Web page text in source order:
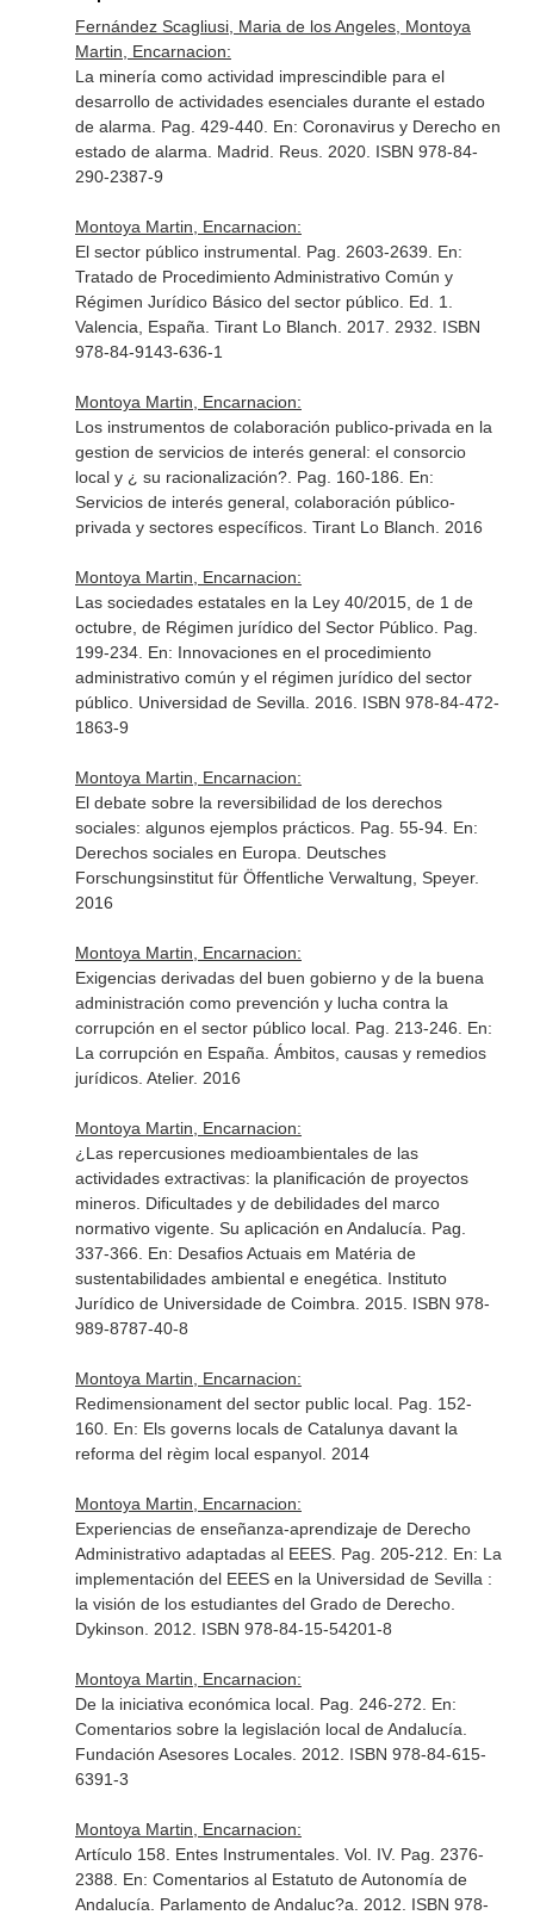
Fernández Scagliusi, Maria de los Angeles, Montoya
Martin, Encarnacion:
La minería como actividad imprescindible para el
desarrollo de actividades esenciales durante el estado
de alarma. Pag. 429-440. En: Coronavirus y Derecho en
estado de alarma . Madrid. Reus. 2020. ISBN 978-84-
290-2387-9
Montoya Martin, Encarnacion:
El sector público instrumental. Pag. 2603-2639. En:
Tratado de Procedimiento Administrativo Común y
Régimen Jurídico Básico del sector público. Ed. 1.
Valencia, España. Tirant Lo Blanch. 2017. 2932. ISBN
978-84-9143-636-1
Montoya Martin, Encarnacion:
Los instrumentos de colaboración publico-privada en la
gestion de servicios de interés general: el consorcio
local y ¿ su racionalización?. Pag. 160-186. En:
Servicios de interés general, colaboración público-
privada y sectores específicos. Tirant Lo Blanch. 2016
Montoya Martin, Encarnacion:
Las sociedades estatales en la Ley 40/2015, de 1 de
octubre, de Régimen jurídico del Sector Público. Pag.
199-234. En: Innovaciones en el procedimiento
administrativo común y el régimen jurídico del sector
público. Universidad de Sevilla. 2016. ISBN 978-84-472-
1863-9
Montoya Martin, Encarnacion:
El debate sobre la reversibilidad de los derechos
sociales: algunos ejemplos prácticos. Pag. 55-94. En:
Derechos sociales en Europa . Deutsches
Forschungsinstitut für Öffentliche Verwaltung, Speyer.
2016
Montoya Martin, Encarnacion:
Exigencias derivadas del buen gobierno y de la buena
administración como prevención y lucha contra la
corrupción en el sector público local. Pag. 213-246. En:
La corrupción en España. Ámbitos, causas y remedios
jurídicos. Atelier. 2016
Montoya Martin, Encarnacion:
¿Las repercusiones medioambientales de las
actividades extractivas: la planificación de proyectos
mineros. Dificultades y de debilidades del marco
normativo vigente. Su aplicación en Andalucía. Pag.
337-366. En: Desafios Actuais em Matéria de
sustentabilidades ambiental e enegética . Instituto
Jurídico de Universidade de Coimbra. 2015. ISBN 978-
989-8787-40-8
Montoya Martin, Encarnacion:
Redimensionament del sector public local. Pag. 152-
160. En: Els governs locals de Catalunya davant la
reforma del règim local espanyol. 2014
Montoya Martin, Encarnacion:
Experiencias de enseñanza-aprendizaje de Derecho
Administrativo adaptadas al EEES. Pag. 205-212. En: La
implementación del EEES en la Universidad de Sevilla :
la visión de los estudiantes del Grado de Derecho.
Dykinson. 2012. ISBN 978-84-15-54201-8
Montoya Martin, Encarnacion:
De la iniciativa económica local. Pag. 246-272. En:
Comentarios sobre la legislación local de Andalucía
Fundación Asesores Locales. 2012. ISBN 978-84-615-
6391-3
Montoya Martin, Encarnacion:
Artículo 158. Entes Instrumentales. Vol. IV. Pag. 2376-
2388. En: Comentarios al Estatuto de Autonomía de
Andalucía . Parlamento de Andaluc?a. 2012. ISBN 978-